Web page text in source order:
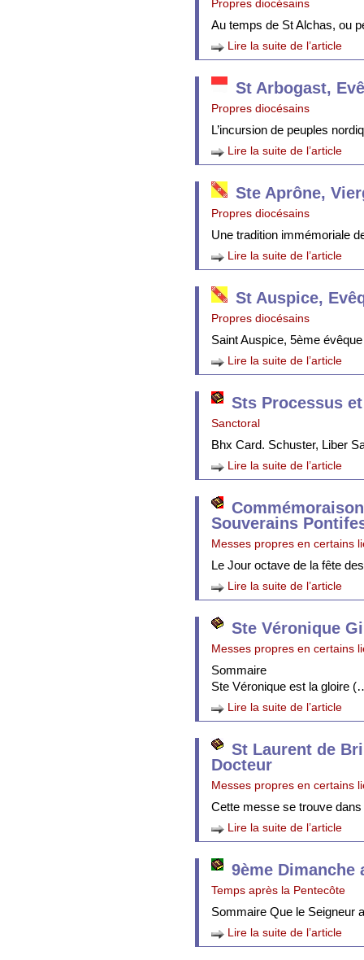
Propres diocésains
Au temps de St Alchas, ou
Lire la suite de l’article
St Arbogast,
Propres diocésains
L’incursion de peuples
Lire la suite de l’article
Ste Aprône,
Propres diocésains
Une tradition immémoriale
Lire la suite de l’article
St Auspice,
Propres diocésains
Saint Auspice, 5ème
Lire la suite de l’article
Sts Processus
Sanctoral
Bhx Card. Schuster, Liber
Lire la suite de l’article
Souverains
Messes propres en certains
Le Jour octave de la fête
Lire la suite de l’article
Ste Véronique
Messes propres en certains
Sommaire
Ste Véronique est la gloire
Lire la suite de l’article
St Laurent de
Docteur
Messes propres en certains
Cette messe se trouve
Lire la suite de l’article
9ème Dimanche
Temps après la Pentecôte
Sommaire Que le Seigneur
Lire la suite de l’article